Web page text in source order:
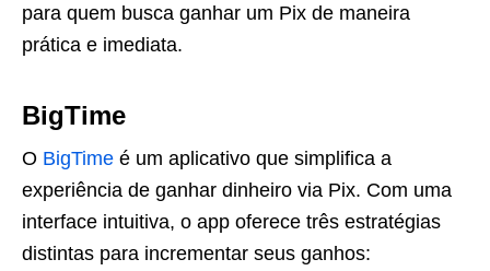
para quem busca ganhar um Pix de maneira
prática e imediata.
BigTime
O BigTime é um aplicativo que simplifica a
experiência de ganhar dinheiro via Pix. Com uma
interface intuitiva, o app oferece três estratégias
distintas para incrementar seus ganhos: